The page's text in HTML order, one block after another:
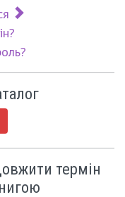
термін